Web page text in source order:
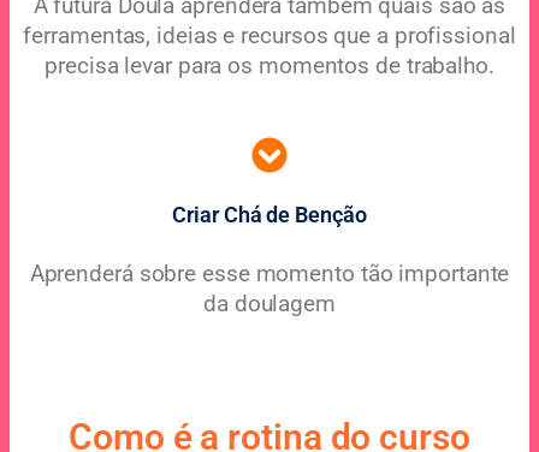
A futura Doula aprenderá também quais são as
ferramentas, ideias e recursos que a profissional
precisa levar para os momentos de trabalho.
Criar Chá de Benção
Aprenderá sobre esse momento tão importante
da doulagem
Como é a rotina do curso